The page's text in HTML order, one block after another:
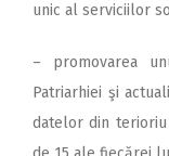
unic al serviciilor
– promovarea
Patriarhiei şi
datelor din